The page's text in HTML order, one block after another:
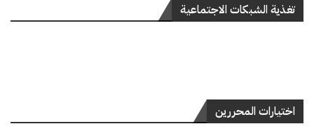
تغذية الشبكات الاجتماعية
اختيارات المحررين